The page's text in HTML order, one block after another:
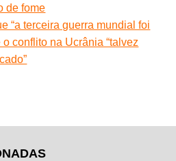
de fome
“a terceira guerra mundial foi
o conflito na Ucrânia “talvez